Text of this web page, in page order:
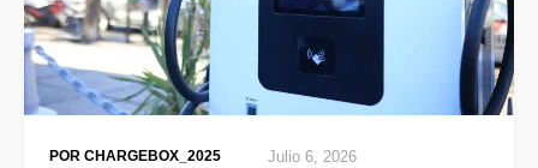
POR CHARGEBOX_2025 Julio 6, 2026